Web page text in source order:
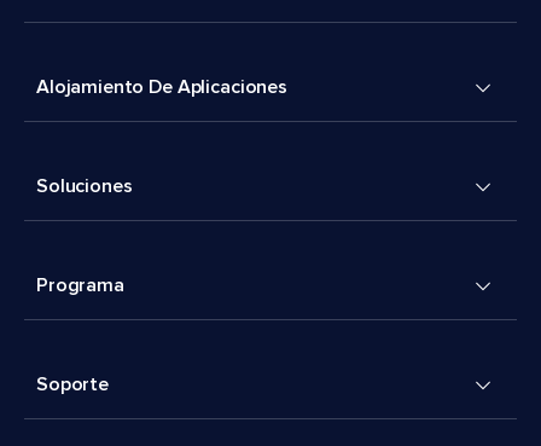
Alojamiento De Aplicaciones
Soluciones
Programa
Soporte